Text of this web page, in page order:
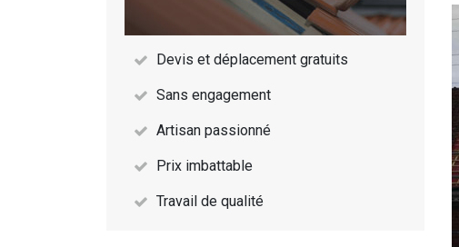
Devis et déplacement gratuits
Sans engagement
Artisan passionné
Prix imbattable
Travail de qualité